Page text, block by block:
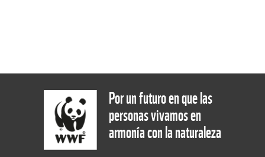
Por un futuro en que las
personas vivamos en
armonía con la naturaleza